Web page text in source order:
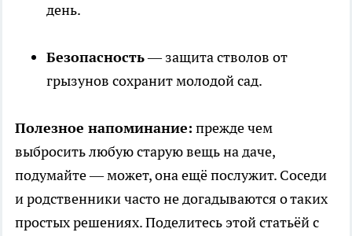
день.
Безопасность— защита стволов от
грызунов сохранит молодой сад.
Полезное напоминание: прежде чем
выбросить любую старую вещь на даче,
подумайте — может, она ещё послужит. Соседи
и родственники часто не догадываются о таких
простых решениях. Поделитесь этой статьёй с